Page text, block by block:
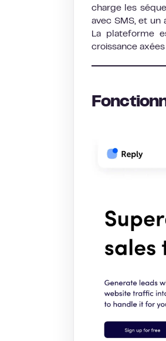
charge les
avec SMS, et un
La plateforme
croissance